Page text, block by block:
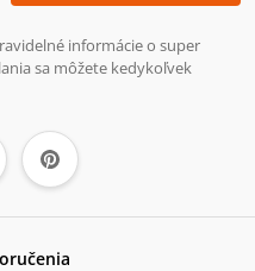
informácie o super
sa môžete kedykoľvek